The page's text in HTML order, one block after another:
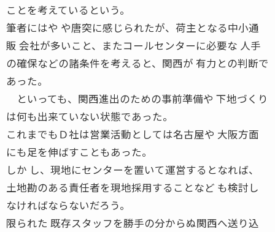
ことを考えているという。
筆者にはや や唐突に感じられたが、荷主となる中小通
販 会社が多いこと、またコールセンターに必要な 人手
の確保などの諸条件を考えると、関西が 有力との判断で
あった。
といっても、関西進出のための事前準備や 下地づくり
は何も出来ていない状態であった。
これまでもＤ社は営業活動としては名古屋や 大阪方面
にも足を伸ばすこともあった。
しか し、現地にセンターを置いて運営するとなれば、
土地勘のある責任者を現地採用することなど も検討し
なければならないだろう。
限られた 既存スタッフを勝手の分からぬ関西へ送り込